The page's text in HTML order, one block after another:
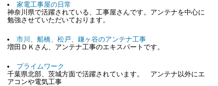
家電工事屋の日常
神奈川県で活躍されている、工事屋さんです。アンテナを中心に
勉強させていただいております。
市川、船橋、松戸、鎌ヶ谷のアンテナ工事
増田ＤＫさん、アンテナ工事のエキスパートです。
プライムワーク
千葉県北部、茨城方面で活躍されています。 アンテナ以外にエ
アコンや電気工事